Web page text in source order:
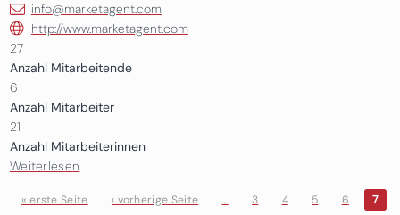
info@marketagent.com
http://www.marketagent.com
27
Anzahl Mitarbeitende
6
Anzahl Mitarbeiter
21
Anzahl Mitarbeiterinnen
Weiterlesen
« erste Seite ‹ vorherige Seite … 3 4 5 6
7